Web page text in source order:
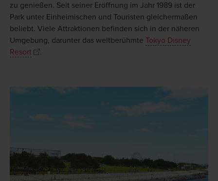
zu genießen. Seit seiner Eröffnung im Jahr 1989 ist der
Park unter Einheimischen und Touristen gleichermaßen
beliebt. Viele Attraktionen befinden sich in der näheren
Umgebung, darunter das weltberühmte Tokyo Disney
Resort
.